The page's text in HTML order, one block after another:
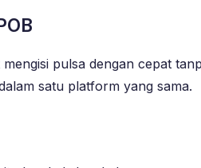
pulsa dengan cepat
satu platform yang sama.